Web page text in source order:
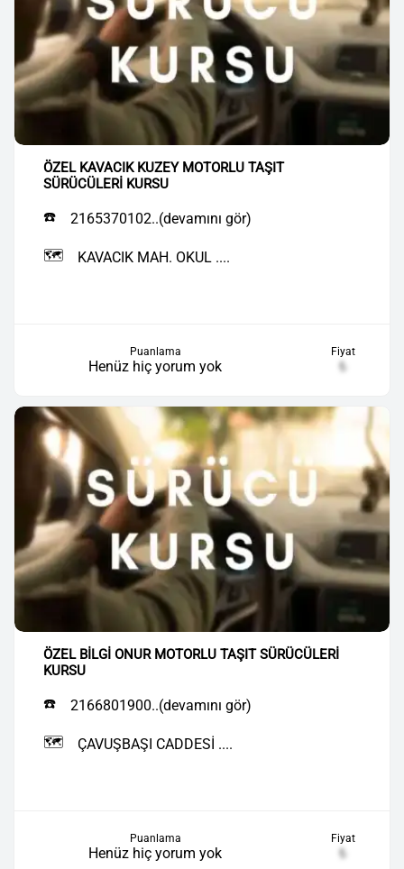
ÖZEL KAVACIK KUZEY MOTORLU TAŞIT
SÜRÜCÜLERİ KURSU
☎️ 2165370102..(devamını gör)
🗺️ KAVACIK MAH. OKUL ....
Puanlama
Henüz hiç yorum yok
Fiyat
₺
ÖZEL BİLGİ ONUR MOTORLU TAŞIT SÜRÜCÜLERİ
KURSU
☎️ 2166801900..(devamını gör)
🗺️ ÇAVUŞBAŞI CADDESİ ....
Puanlama
Henüz hiç yorum yok
Fiyat
₺